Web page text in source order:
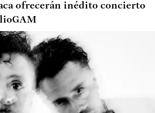
ofrecerán inédito concierto